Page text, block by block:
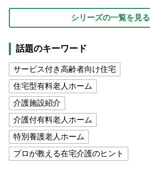
シリーズの一覧を見る
話題のキーワード
サービス付き高齢者向け住宅
住宅型有料老人ホーム
介護施設紹介
介護付有料老人ホーム
特別養護老人ホーム
プロが教える在宅介護のヒント